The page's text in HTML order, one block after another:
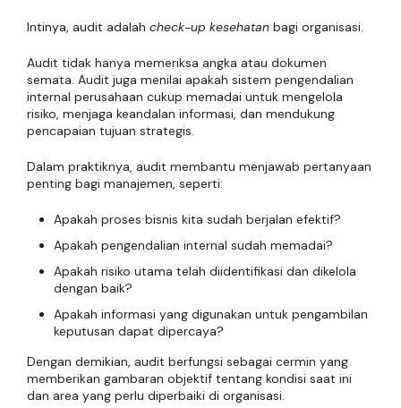
Intinya, audit adalah check-up kesehatan bagi organisasi.
Audit tidak hanya memeriksa angka atau dokumen
semata. Audit juga menilai apakah sistem pengendalian
internal perusahaan cukup memadai untuk mengelola
risiko, menjaga keandalan informasi, dan mendukung
pencapaian tujuan strategis.
Dalam praktiknya, audit membantu menjawab pertanyaan
penting bagi manajemen, seperti:
Apakah proses bisnis kita sudah berjalan efektif?
Apakah pengendalian internal sudah memadai?
Apakah risiko utama telah diidentifikasi dan dikelola
dengan baik?
Apakah informasi yang digunakan untuk pengambilan
keputusan dapat dipercaya?
Dengan demikian, audit berfungsi sebagai cermin yang
memberikan gambaran objektif tentang kondisi saat ini
dan area yang perlu diperbaiki di organisasi.